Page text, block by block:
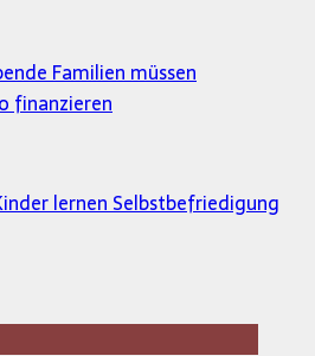
Familien müssen
finanzieren
lernen Selbstbefriedigung